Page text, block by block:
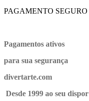
PAGAMENTO SEGURO
Pagamentos ativos
para sua segurança
divertarte.com
Desde 1999 ao seu dispor